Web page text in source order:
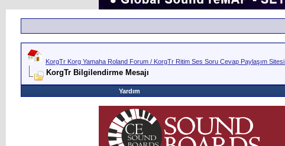
KorgTr Korg Yamaha Roland Forum / KorgTr Ritim Ses Soru Cevap Paylaşım Sitesi.
KorgTr Bilgilendirme Mesajı
Yardım